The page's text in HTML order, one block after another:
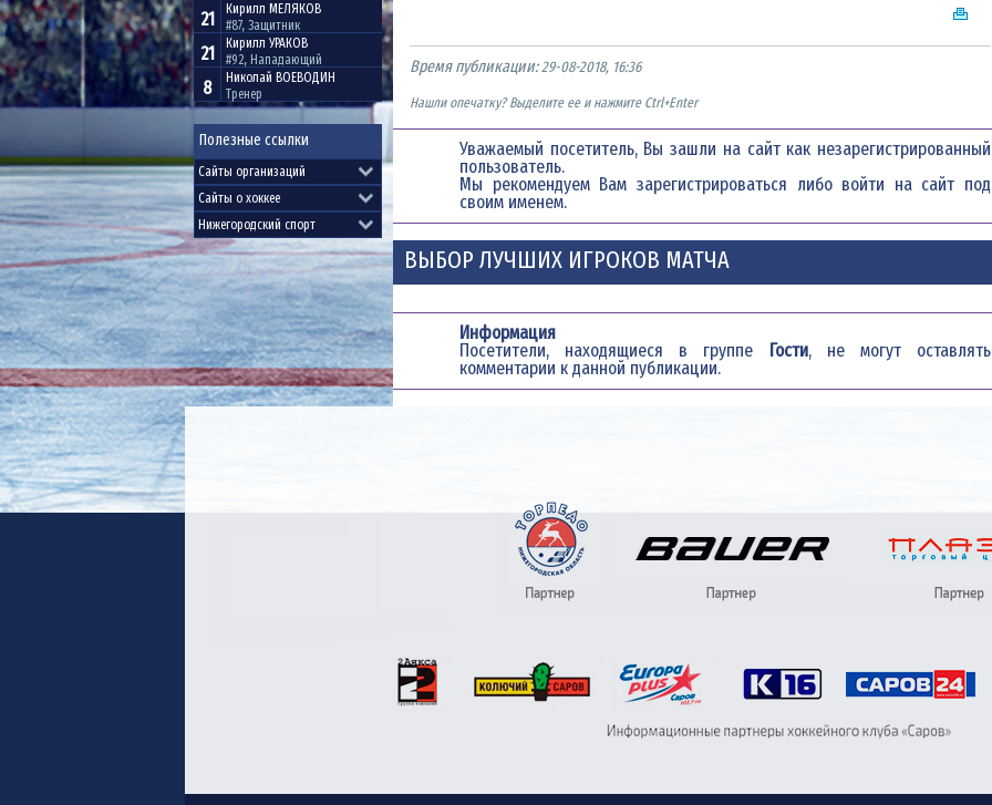
21 Кирилл МЕЛЯКОВ
#87, Защитник
21 Кирилл УРАКОВ
#92, Нападающий
8 Николай ВОЕВОДИН
Тренер
Полезные ссылки
Время публикации:29-08-2018, 16:36
Нашли опечатку? Выделите ее и нажмите Ctrl+Enter
Уважаемый посетитель, Вы зашли на сайт как незарегистрированный
пользователь.
Мы рекомендуем Вам зарегистрироваться либо войти на сайт под
своим именем.
ВЫБОР ЛУЧШИХ ИГРОКОВ МАТЧА
Информация
Посетители, находящиеся в группе Гости, не могут оставлять
комментарии к данной публикации.